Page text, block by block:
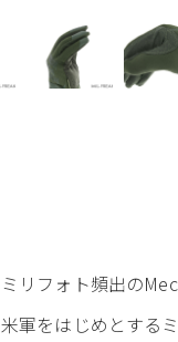
ミリフォト頻出の
米軍をはじめとする